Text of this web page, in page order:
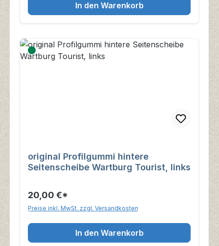
In den Warenkorb
original Profilgummi hintere
Seitenscheibe Wartburg Tourist, links
20,00 €*
Preise inkl. MwSt. zzgl. Versandkosten
In den Warenkorb